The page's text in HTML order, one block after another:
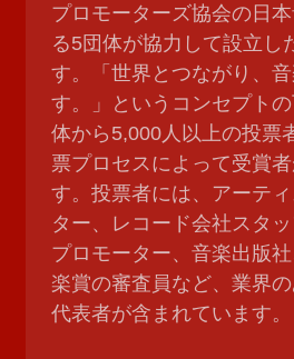
プロモーターズ協会の日
る5団体が協力して設立し
す。「世界とつながり、
す。」というコンセプト
体から5,000人以上の投票
票プロセスによって受賞
す。投票者には、アーテ
ター、レコード会社スタ
プロモーター、音楽出版
楽賞の審査員など、業界
代表者が含まれています。